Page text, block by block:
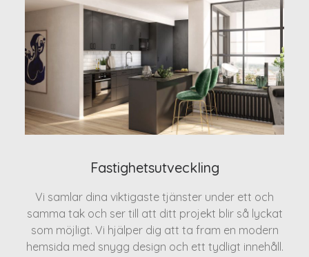
Fastighetsutveckling
Vi samlar dina viktigaste tjänster under ett och
samma tak och ser till att ditt projekt blir så lyckat
som möjligt. Vi hjälper dig att ta fram en modern
hemsida med snygg design och ett tydligt innehåll.